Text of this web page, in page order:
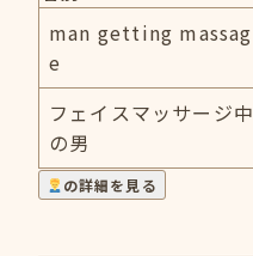
man getting massag
e
フェイスマッサージ中
の男
の詳細を見る